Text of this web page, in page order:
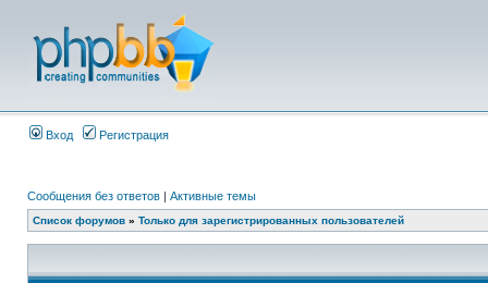
Вход Регистрация
Сообщения без ответов | Активные темы
Список форумов » Только для зарегистрированных пользователей